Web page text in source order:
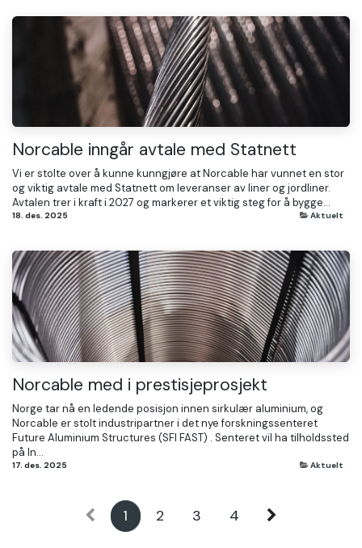
Norcable inngår avtale med Statnett
Vi er stolte over å kunne kunngjøre at Norcable har vunnet en stor
og viktig avtale med Statnett om leveranser av liner og jordliner.
Avtalen trer i kraft i 2027 og markerer et viktig steg for å bygge...
18. des. 2025 Aktuelt
Norcable med i prestisjeprosjekt
Norge tar nå en ledende posisjon innen sirkulær aluminium, og
Norcable er stolt industripartner i det nye forskningssenteret
Future Aluminium Structures (SFI FAST) . Senteret vil ha tilholdssted
på In...
17. des. 2025 Aktuelt
1 2 3 4